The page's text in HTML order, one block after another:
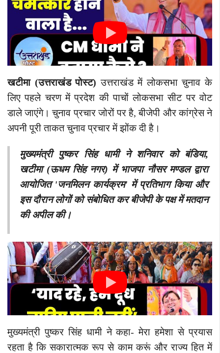
खटीमा (उत्तराखंड पोस्ट) उत्तराखंड में लोकसभा चुनाव के
लिए पहले चरण में प्रदेश की पाचों लोकसभा सीट पर वोट
डाले जाएंगे। चुनाव प्रचार जोरों पर है, बीजेपी और कांग्रेस ने
अपनी पूरी ताकत चुनाव प्रचार में झोंक दी है।
मुख्यमंत्री पुष्कर सिंह धामी ने शनिवार को बंडिया,
खटीमा (ऊधम सिंह नगर) में भाजपा नौसर मण्डल द्वारा
आयोजित 'जनमिलन कार्यक्रम' में प्रतिभाग किया और
इस दौरान लोगों को संबोधित कर बीजेपी के पक्ष में मतदान
की अपील की।
मुख्यमंत्री पुष्कर सिंह धामी ने कहा- मेरा हमेशा से प्रयास
रहता है कि सकारात्मक रूप से काम करूं और राज्य हित में